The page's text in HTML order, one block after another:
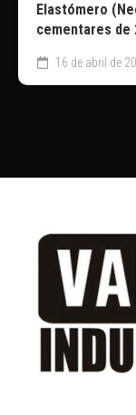
Elastómero
cementares de
16 de abril de